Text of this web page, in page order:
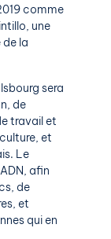
comme
une
de la
sera
de
travail et
et
Le
afin
de
et
qui en